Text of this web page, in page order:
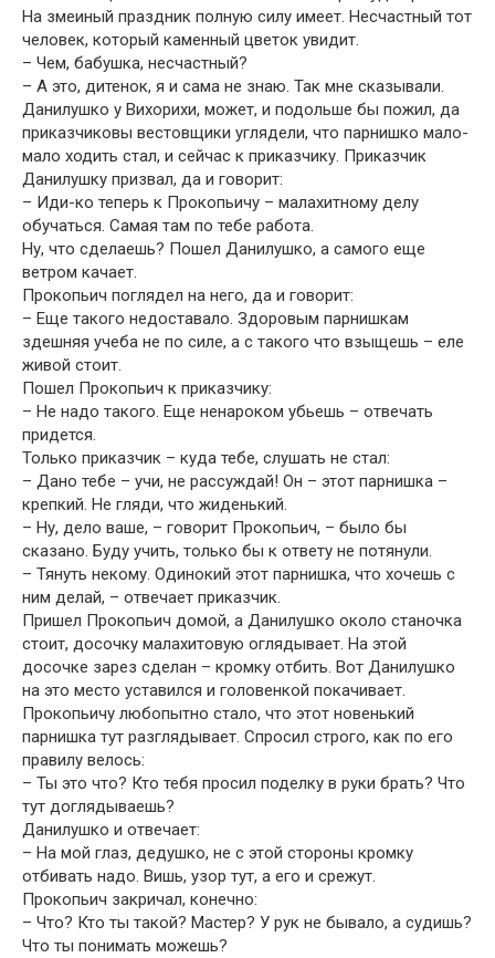
На змеиный праздник полную силу имеет. Несчастный тот
человек, который каменный цветок увидит.
– Чем, бабушка, несчастный?
– А это, дитенок, я и сама не знаю. Так мне сказывали.
Данилушко у Вихорихи, может, и подольше бы пожил, да
приказчиковы вестовщики углядели, что парнишко мало-
мало ходить стал, и сейчас к приказчику. Приказчик
Данилушку призвал, да и говорит:
– Иди-ко теперь к Прокопьичу – малахитному делу
обучаться. Самая там по тебе работа.
Ну, что сделаешь? Пошел Данилушко, а самого еще
ветром качает.
Прокопьич поглядел на него, да и говорит:
– Еще такого недоставало. Здоровым парнишкам
здешняя учеба не по силе, а с такого что взыщешь – еле
живой стоит.
Пошел Прокопьич к приказчику:
– Не надо такого. Еще ненароком убьешь – отвечать
придется.
Только приказчик – куда тебе, слушать не стал:
– Дано тебе – учи, не рассуждай! Он – этот парнишка –
крепкий. Не гляди, что жиденький.
– Ну, дело ваше, – говорит Прокопьич, – было бы
сказано. Буду учить, только бы к ответу не потянули.
– Тянуть некому. Одинокий этот парнишка, что хочешь с
ним делай, – отвечает приказчик.
Пришел Прокопьич домой, а Данилушко около станочка
стоит, досочку малахитовую оглядывает. На этой
досочке зарез сделан – кромку отбить. Вот Данилушко
на это место уставился и головенкой покачивает.
Прокопьичу любопытно стало, что этот новенький
парнишка тут разглядывает. Спросил строго, как по его
правилу велось:
– Ты это что? Кто тебя просил поделку в руки брать? Что
тут доглядываешь?
Данилушко и отвечает:
– На мой глаз, дедушко, не с этой стороны кромку
отбивать надо. Вишь, узор тут, а его и срежут.
Прокопьич закричал, конечно:
– Что? Кто ты такой? Мастер? У рук не бывало, а судишь?
Что ты понимать можешь?